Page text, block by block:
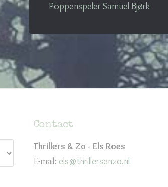
PoppenspelerSamuel Bjørk
Contact
Thrillers & Zo - Els Roes
E-mail: els@thrillersenzo.nl